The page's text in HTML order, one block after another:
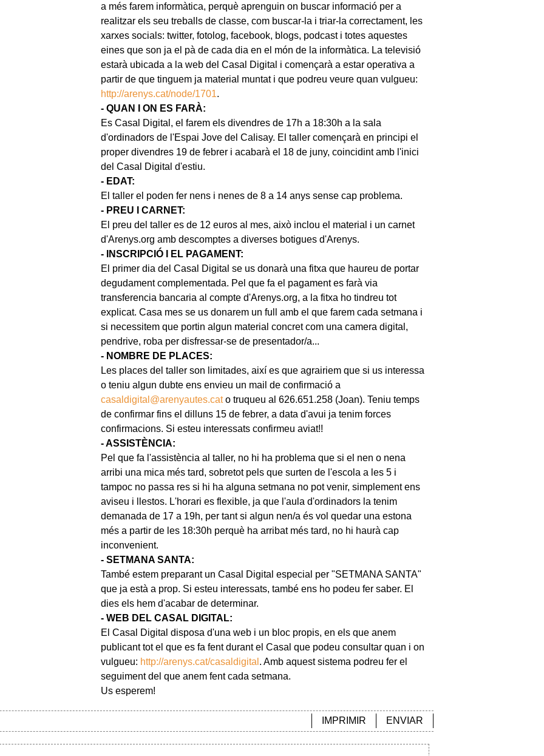
a més farem informàtica, perquè aprenguin on buscar informació per a
realitzar els seu treballs de classe, com buscar-la i triar-la correctament, les
xarxes socials: twitter, fotolog, facebook, blogs, podcast i totes aquestes
eines que son ja el pà de cada dia en el món de la informàtica. La televisió
estarà ubicada a la web del Casal Digital i començarà a estar operativa a
partir de que tinguem ja material muntat i que podreu veure quan vulgueu:
http://arenys.cat/node/1701.
- QUAN I ON ES FARÀ:
Es Casal Digital, el farem els divendres de 17h a 18:30h a la sala
d'ordinadors de l'Espai Jove del Calisay. El taller començarà en principi el
proper divendres 19 de febrer i acabarà el 18 de juny, coincidint amb l'inici
del Casal Digital d'estiu.
- EDAT:
El taller el poden fer nens i nenes de 8 a 14 anys sense cap problema.
- PREU I CARNET:
El preu del taller es de 12 euros al mes, això inclou el material i un carnet
d'Arenys.org amb descomptes a diverses botigues d'Arenys.
- INSCRIPCIÓ I EL PAGAMENT:
El primer dia del Casal Digital se us donarà una fitxa que haureu de portar
degudament complementada. Pel que fa el pagament es farà via
transferencia bancaria al compte d'Arenys.org, a la fitxa ho tindreu tot
explicat. Casa mes se us donarem un full amb el que farem cada setmana i
si necessitem que portin algun material concret com una camera digital,
pendrive, roba per disfressar-se de presentador/a...
- NOMBRE DE PLACES:
Les places del taller son limitades, així es que agrairiem que si us interessa
o teniu algun dubte ens envieu un mail de confirmació a
casaldigital@arenyautes.cato truqueu al 626.651.258 (Joan). Teniu temps
de confirmar fins el dilluns 15 de febrer, a data d'avui ja tenim forces
confirmacions. Si esteu interessats confirmeu aviat!!
- ASSISTÈNCIA:
Pel que fa l'assistència al taller, no hi ha problema que si el nen o nena
arribi una mica més tard, sobretot pels que surten de l'escola a les 5 i
tampoc no passa res si hi ha alguna setmana no pot venir, simplement ens
aviseu i llestos. L'horari es flexible, ja que l'aula d'ordinadors la tenim
demanada de 17 a 19h, per tant si algun nen/a és vol quedar una estona
més a partir de les 18:30h perquè ha arribat més tard, no hi haurà cap
inconvenient.
- SETMANA SANTA:
També estem preparant un Casal Digital especial per "SETMANA SANTA"
que ja està a prop. Si esteu interessats, també ens ho podeu fer saber. El
dies els hem d'acabar de determinar.
- WEB DEL CASAL DIGITAL:
El Casal Digital disposa d'una web i un bloc propis, en els que anem
publicant tot el que es fa fent durant el Casal que podeu consultar quan i on
vulgueu: http://arenys.cat/casaldigital . Amb aquest sistema podreu fer el
seguiment del que anem fent cada setmana.
Us esperem!
ENVIAR
IMPRIMIR